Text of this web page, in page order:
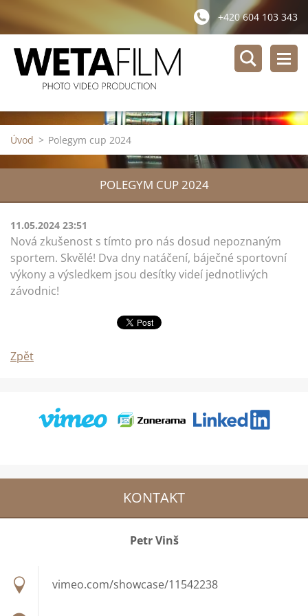
+420 604 103 343
Úvod > Polegym cup 2024
POLEGYM CUP 2024
11.05.2024 23:51
Nová zkušenost s tímto pro nás dosud nepoznaným
sportem. Skvělé! Dva dny natáčení, báječné sportovní
výkony a výsledkem jsou desítky videí jednotlivých
závodnic!
Zpět
KONTAKT
Petr Vinš
vimeo.com/showcase/11542238